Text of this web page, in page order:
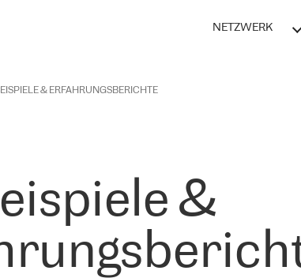
NETZWERK
& ERFAHRUNGSBERICHTE
&